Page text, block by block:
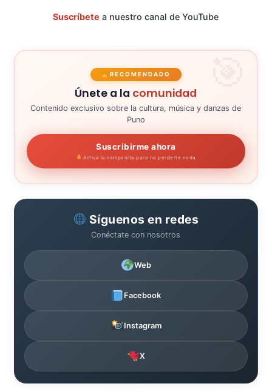
Suscríbete a nuestro canal de YouTube
RECOMENDADO
Únete a la comunidad
Contenido exclusivo sobre la cultura, música y danzas de
Puno
Suscribirme ahora
Activa la campanita para no perderte nada
Síguenos en redes
Conéctate con nosotros
Web
Facebook
Instagram
X